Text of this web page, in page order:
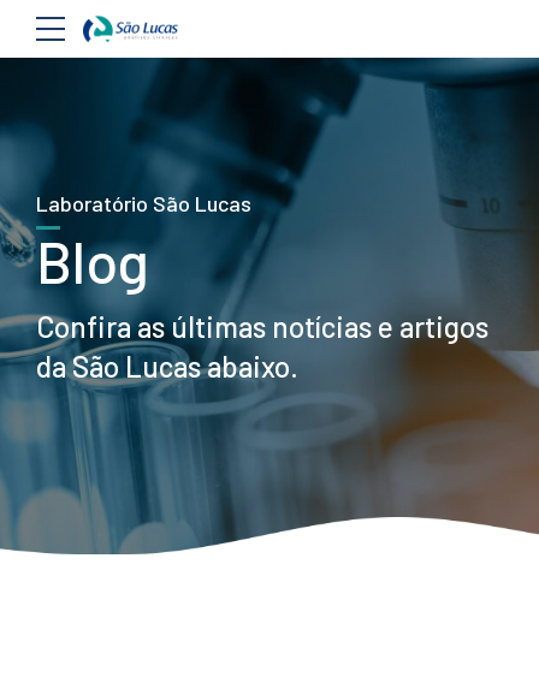
Laboratório São Lucas
Blog
Confira as últimas notícias e artigos
da São Lucas abaixo.